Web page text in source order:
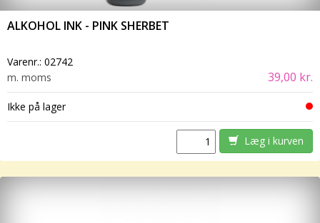
ALKOHOL INK - PINK SHERBET
Varenr.: 02742
m. moms
39,00 kr.
Ikke på lager
Læg i kurven